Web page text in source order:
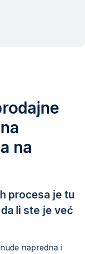
na
procesa je tu
li ste je već
napredna i